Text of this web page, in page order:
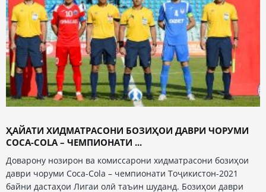
ҲАЙАТИ ХИДМАТРАСОНИ БОЗИҲОИ ДАВРИ ЧОРУМИ
COCA-COLA – ЧЕМПИОНАТИ ...
Доварону нозирон ва комиссарони хидматрасони бозиҳои
даври чоруми Coca-Cola – чемпионати Тоҷикистон-2021
байни дастаҳои Лигаи олӣ таъин шуданд. Бозиҳои даври